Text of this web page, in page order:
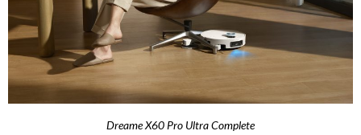
Dreame X60 Pro Ultra Complete